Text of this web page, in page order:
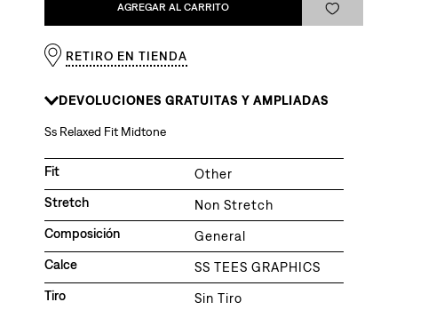
AGREGAR AL CARRITO
RETIRO EN TIENDA
DEVOLUCIONES GRATUITAS Y AMPLIADAS
Ss Relaxed Fit Midtone
Fit
Other
Stretch
Non Stretch
Composición
General
Calce
SS TEES GRAPHICS
Tiro
Sin Tiro